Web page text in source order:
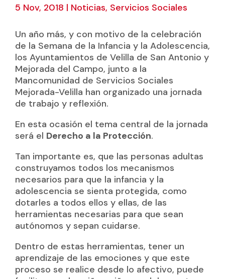
5 Nov, 2018 | Noticias, Servicios Sociales
Un año más, y con motivo de la celebración
de la Semana de la Infancia y la Adolescencia,
los Ayuntamientos de Velilla de San Antonio y
Mejorada del Campo, junto a la
Mancomunidad de Servicios Sociales
Mejorada-Velilla han organizado una jornada
de trabajo y reflexión.
En esta ocasión el tema central de la jornada
será el Derecho a la Protección.
Tan importante es, que las personas adultas
construyamos todos los mecanismos
necesarios para que la infancia y la
adolescencia se sienta protegida, como
dotarles a todos ellos y ellas, de las
herramientas necesarias para que sean
autónomos y sepan cuidarse.
Dentro de estas herramientas, tener un
aprendizaje de las emociones y que este
proceso se realice desde lo afectivo, puede